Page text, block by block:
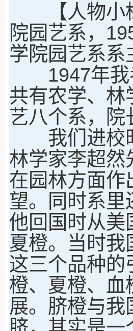
【人物小档
院园艺系，
学院园艺系系
1947年我
共有农学、林
艺八个系，院
我们进校时
林学家李超然
在园林方面作
望。同时系里
他回国时从
夏橙。当时我
这三个品种的
橙、夏橙、血
展。脐橙与